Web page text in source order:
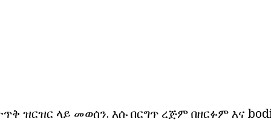
ዝርዝር ላይ መወሰን. እሱ በርግጥ ረጅም በዘርፉም እና